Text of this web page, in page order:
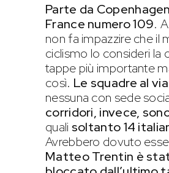
Parte da
France numero 109.
non fa impazzire che il
ciclismo lo consideri la
tappe più importante
così. Le squadre al
nessuna con sede
corridori, invece,
quali soltanto 14
Avrebbero dovuto
Matteo Trentin è